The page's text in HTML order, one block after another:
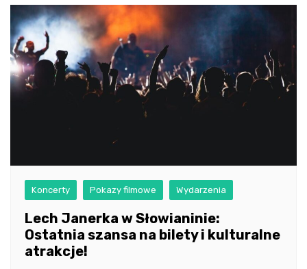
Koncerty Pokazy filmowe Wydarzenia
Lech Janerka w Słowianinie:
Ostatnia szansa na bilety i kulturalne
atrakcje!